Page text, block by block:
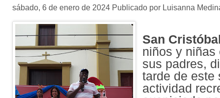
sábado, 6 de enero de 2024 Publicado por Luisanna
San
niños y niñas
sus padres,
tarde de este
actividad